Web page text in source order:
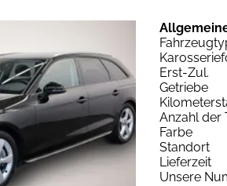
Erst-Zul.
Getriebe
Anzahl der
Farbe
Standort
Lieferzeit
Unsere